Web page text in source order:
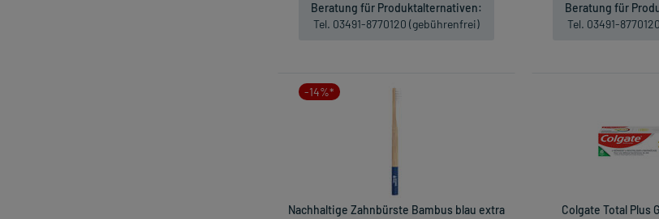
Beratung für Produktalternativen:
Tel. 03491-8770120 (gebührenfrei)
Beratung für
Tel. 03491-
-14%*
Nachhaltige Zahnbürste Bambus blau extra
Colgate Total Plus